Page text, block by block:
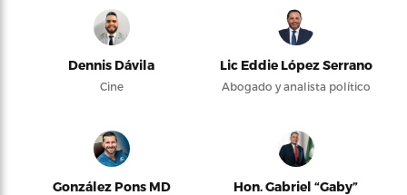
Dennis Dávila
Cine
Lic Eddie López Serrano
Abogado y analista político
González Pons MD
Hon. Gabriel “Gaby”